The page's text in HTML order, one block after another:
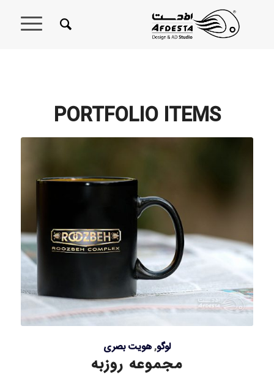
PORTFOLIO ITEMS
لوگو,هویت بصری
مجموعه روزبه